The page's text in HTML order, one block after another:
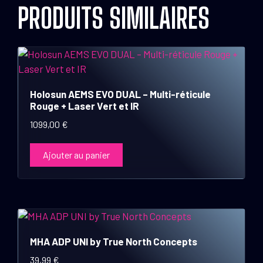
PRODUITS SIMILAIRES
Holosun AEMS EVO DUAL – Multi-réticule
Rouge + Laser Vert et IR
1099,00 €
Ajouter au panier
MHA ADP UNI by True North Concepts
39,99 €